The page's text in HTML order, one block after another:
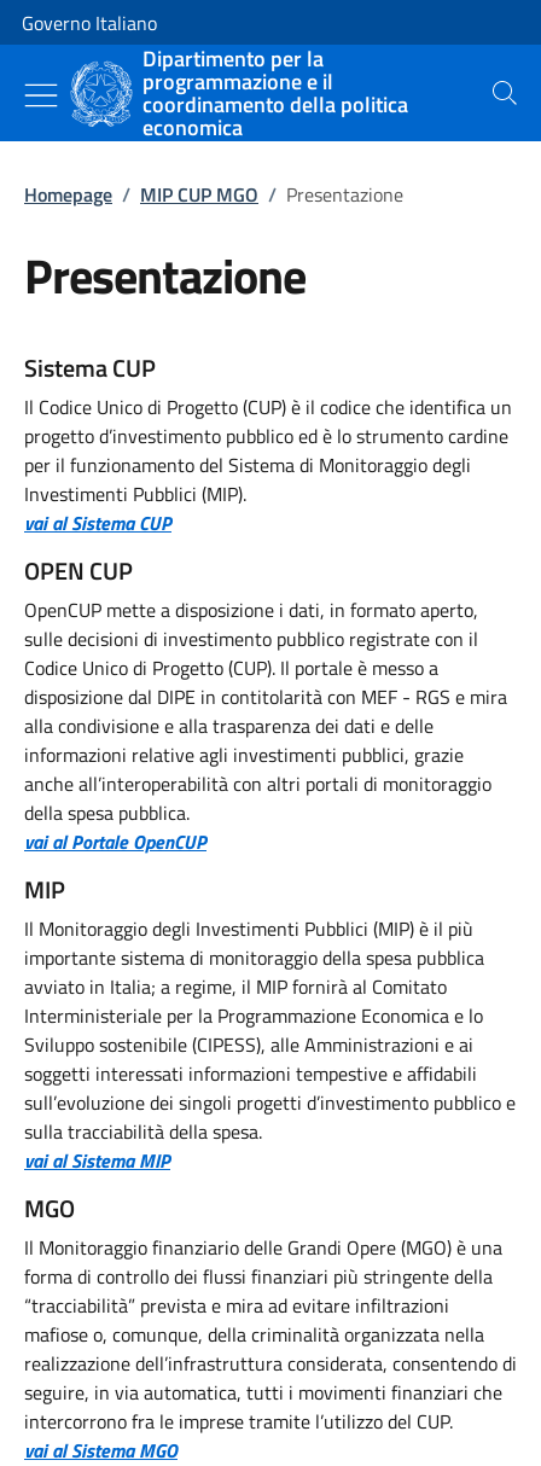
Vai al contenuto
Vai alla navigazione del sito
Governo Italiano
Dipartimento per la
programmazione e il
coordinamento della politica
economica
Cerca
Homepage / MIP CUP MGO / Presentazione
Presentazione
Sistema CUP
Il Codice Unico di Progetto (CUP) è il codice che identifica un
progetto d’investimento pubblico ed è lo strumento cardine
per il funzionamento del Sistema di Monitoraggio degli
Investimenti Pubblici (MIP).
vai al Sistema CUP
OPEN CUP
OpenCUP mette a disposizione i dati, in formato aperto,
sulle decisioni di investimento pubblico registrate con il
Codice Unico di Progetto (CUP). Il portale è messo a
disposizione dal DIPE in contitolarità con MEF - RGS e mira
alla condivisione e alla trasparenza dei dati e delle
informazioni relative agli investimenti pubblici, grazie
anche all’interoperabilità con altri portali di monitoraggio
della spesa pubblica.
vai al Portale OpenCUP
MIP
Il Monitoraggio degli Investimenti Pubblici (MIP) è il più
importante sistema di monitoraggio della spesa pubblica
avviato in Italia; a regime, il MIP fornirà al Comitato
Interministeriale per la Programmazione Economica e lo
Sviluppo sostenibile (CIPESS), alle Amministrazioni e ai
soggetti interessati informazioni tempestive e affidabili
sull’evoluzione dei singoli progetti d’investimento pubblico e
sulla tracciabilità della spesa.
vai al Sistema MIP
MGO
Il Monitoraggio finanziario delle Grandi Opere (MGO) è una
forma di controllo dei flussi finanziari più stringente della
“tracciabilità” prevista e mira ad evitare infiltrazioni
mafiose o, comunque, della criminalità organizzata nella
realizzazione dell’infrastruttura considerata, consentendo di
seguire, in via automatica, tutti i movimenti finanziari che
intercorrono fra le imprese tramite l’utilizzo del CUP.
vai al Sistema MGO